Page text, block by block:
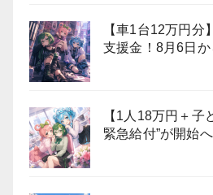
【車1台12万円分
支援金！8月6日
【1人18万円＋子
緊急給付”が開始